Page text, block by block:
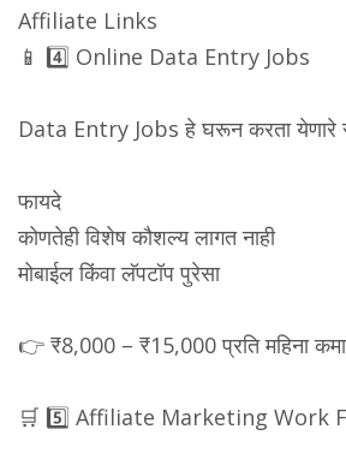
Affiliate Links
📱 4️⃣ Online Data Entry Jobs
Data Entry Jobs हे घरून करता येणारे
फायदे
कोणतेही विशेष कौशल्य लागत नाही
मोबाईल किंवा लॅपटॉप पुरेसा
👉 ₹8,000 – ₹15,000 प्रति महिना
🛒 5️⃣ Affiliate Marketing Work